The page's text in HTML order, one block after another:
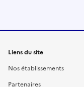
Liens du site
Nos établissements
Partenaires